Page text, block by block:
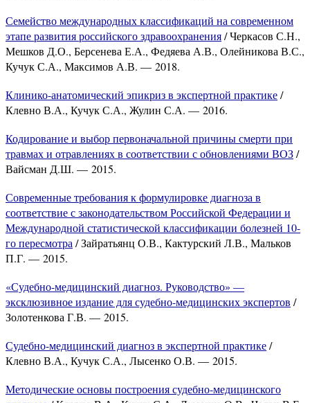
Семейство международных классификаций на современном
этапе развития российского здравоохранения/ Черкасов С.Н.,
Мешков Д.О., Берсенева Е.А., Федяева А.В., Олейникова В.С.,
Кучук С.А., Максимов А.В. — 2018.
Клинико-анатомический эпикриз в экспертной практике/
Клевно В.А., Кучук С.А., Жулин С.А. — 2016.
Кодирование и выбор первоначальной причины смерти при
травмах и отравлениях в соответствии с обновлениями ВОЗ/
Вайсман Д.Ш. — 2015.
Современные требования к формулировке диагноза в
соответствие с законодательством Российской Федерации и
Международной статистической классификации болезней 10-
го пересмотра / Зайратьянц О.В., Кактурский Л.В., Мальков
П.Г. — 2015.
«Судебно-медицинский диагноз. Руководство» —
эксклюзивное издание для судебно-медицинских экспертов /
Золотенкова Г.В. — 2015.
Судебно-медицинский диагноз в экспертной практике/
Клевно В.А., Кучук С.А., Лысенко О.В. — 2015.
Методические основы построения судебно-медицинского